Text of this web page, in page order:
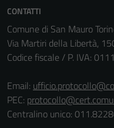
CONTATTI
Comune di San Mauro
Via Martiri della Libertà,
Codice fiscale / P. IVA:
Email:
PEC:
Centralino unico: